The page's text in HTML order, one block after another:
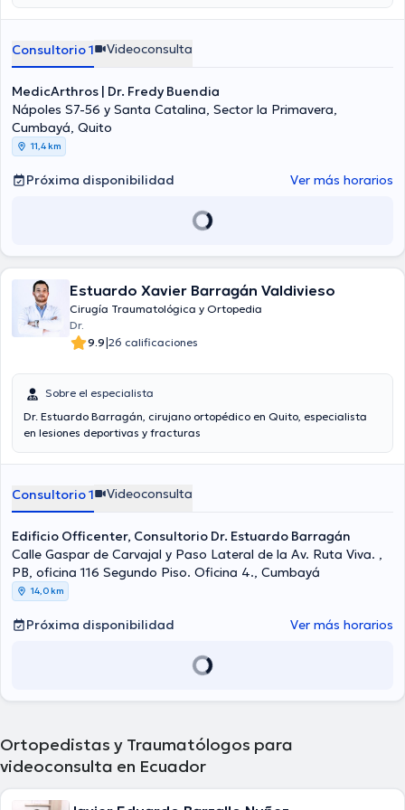
Consultorio 1 Videoconsulta
MedicArthros | Dr. Fredy Buendia
Nápoles S7-56 y Santa Catalina, Sector la Primavera,
Cumbayá, Quito
11,4 km
Próxima disponibilidad Ver más horarios
Estuardo Xavier Barragán Valdivieso
Cirugía Traumatológica y Ortopedia
Dr.
9.9|26 calificaciones
Sobre el especialista
Dr. Estuardo Barragán, cirujano ortopédico en Quito, especialista
en lesiones deportivas y fracturas
Consultorio 1 Videoconsulta
Edificio Officenter, Consultorio Dr. Estuardo Barragán
Calle Gaspar de Carvajal y Paso Lateral de la Av. Ruta Viva. ,
PB, oficina 116 Segundo Piso. Oficina 4., Cumbayá
14,0 km
Próxima disponibilidad Ver más horarios
Ortopedistas y Traumatólogos para
videoconsulta en Ecuador